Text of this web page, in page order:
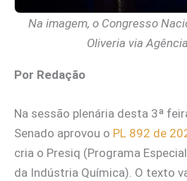
Na imagem, o Congresso
Oliveria via
Por Redação
Na sessão plenária desta 3ª
Senado aprovou o PL 892 de
cria o Presiq (Programa
da Indústria Química). O texto